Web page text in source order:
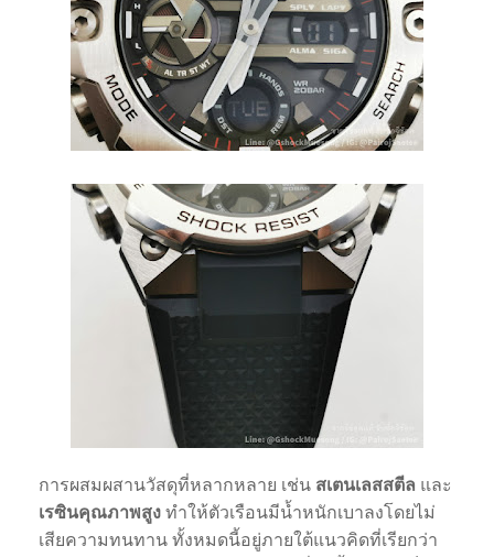
การผสมผสานวัสดุที่หลากหลาย เช่น สเตนเลสสตีล และ
เรซินคุณภาพสูง ทำให้ตัวเรือนมีน้ำหนักเบาลงโดยไม่
เสียความทนทาน ทั้งหมดนี้อยู่ภายใต้แนวคิดที่เรียกว่า